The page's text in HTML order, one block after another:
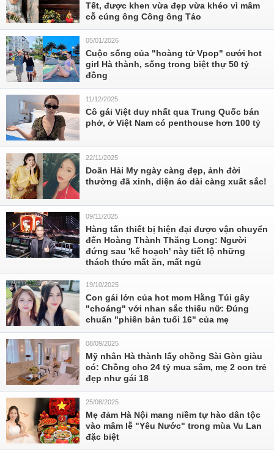
Tết, được khen vừa đẹp vừa khéo vì mâm
cỗ cúng ông Công ông Táo
05/01/2026
Cuộc sống của "hoàng tử Vpop" cưới hot
girl Hà thành, sống trong biệt thự 50 tỷ
đồng
11/12/2025
Cô gái Việt duy nhất qua Trung Quốc bán
phở, ở Việt Nam có penthouse hơn 100 tỷ
22/11/2025
Doãn Hải My ngày càng đẹp, ảnh đời
thường đã xinh, diện áo dài càng xuất sắc!
09/11/2025
Hàng tấn thiết bị hiện đại được vận chuyển
đến Hoàng Thành Thăng Long: Người
đứng sau 'kế hoạch' này tiết lộ những
thách thức mất ăn, mất ngủ
19/10/2025
Con gái lớn của hot mom Hằng Túi gây
"choáng" với nhan sắc thiếu nữ: Đúng
chuẩn "phiên bản tuổi 16" của mẹ
08/09/2025
Mỹ nhân Hà thành lấy chồng Sài Gòn giàu
có: Chồng cho 24 tỷ mua sắm, mẹ 2 con trẻ
đẹp như gái 18
25/08/2025
Mẹ đảm Hà Nội mang niềm tự hào dân tộc
vào mâm lễ "Yêu Nước" trong mùa Vu Lan
đặc biệt